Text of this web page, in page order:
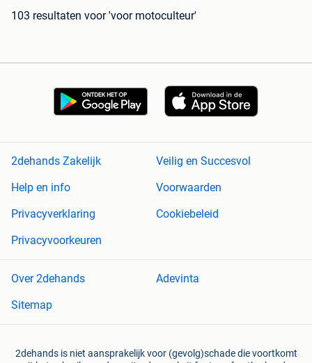
103 resultaten voor 'voor motoculteur'
2dehands Zakelijk
Veilig en Succesvol
Help en info
Voorwaarden
Privacyverklaring
Cookiebeleid
Privacyvoorkeuren
Over 2dehands
Adevinta
Sitemap
2dehands is niet aansprakelijk voor (gevolg)schade die voortkomt